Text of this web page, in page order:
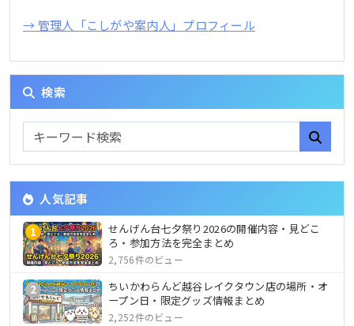
→ 管理人「こしがや案内人」プロフィール
検索
人気記事
1
せんげん台七夕祭り2026の開催内容・見どこ
ろ・参加方法を完全まとめ
2,756件のビュー
2
ちいかわらんど越谷レイクタウン店の場所・オ
ープン日・限定グッズ情報まとめ
2,252件のビュー